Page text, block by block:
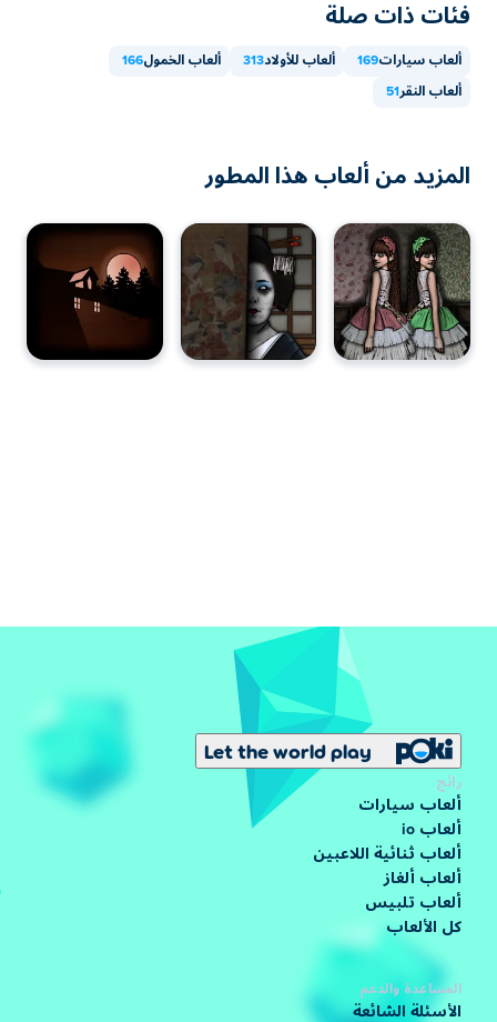
فئات ذات صلة
ألعاب سيارات169 ألعاب للأولاد313 ألعاب الخمول166
ألعاب النقر 51
المزيد من ألعاب هذا المطور
Let the world play
رائج
ألعاب سيارات
ألعاب io
ألعاب ثنائية اللاعبين
ألعاب ألغاز
ألعاب تلبيس
كل الألعاب
المساعدة والدعم
الأسئلة الشائعة